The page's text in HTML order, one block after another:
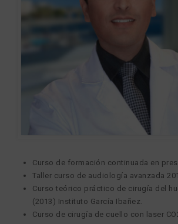
Curso de formación continuada en
Taller curso de audiología avanzada
Curso teórico práctico de cirugía del
(2013) Instituto García Ibañez.
Curso de cirugía de cuello con laser